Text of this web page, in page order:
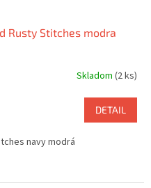
Rusty Stitches modra
Skladom (2 ks)
DETAIL
navy modrá